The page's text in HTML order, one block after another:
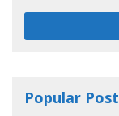
Popular Post